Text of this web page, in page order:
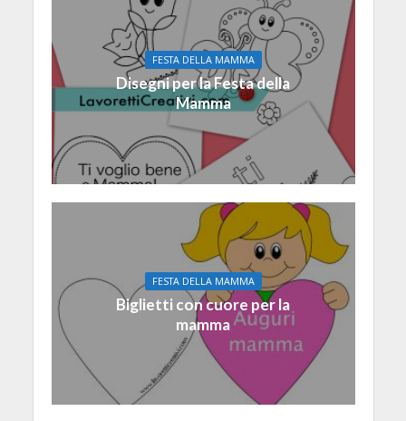
FESTA DELLA MAMMA
Disegni per la Festa della
Mamma
FESTA DELLA MAMMA
Biglietti con cuore per la
mamma